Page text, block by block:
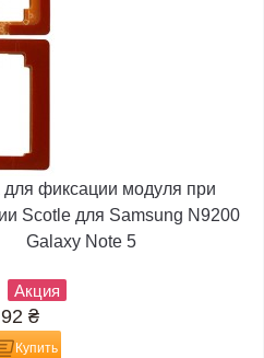
фиксации модуля при
Scotle для Samsung N9200
Galaxy Note 5
Акция
92 ₴
Купить